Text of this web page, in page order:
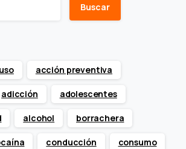
Buscar
acción preventiva
adicción adolescentes
alcohol borrachera
conducción consumo